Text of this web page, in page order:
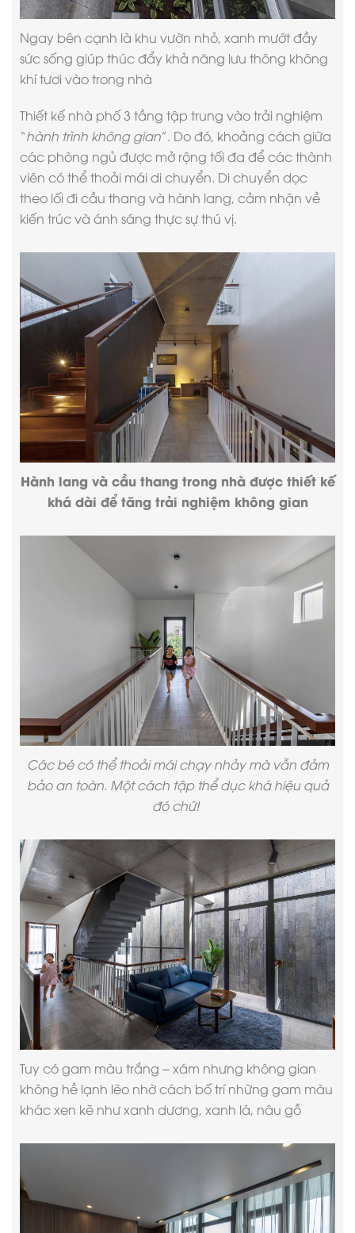
Ngay bên cạnh là khu vườn nhỏ, xanh mướt đầy
sức sống giúp thúc đẩy khả năng lưu thông không
khí tươi vào trong nhà
Thiết kế nhà phố 3 tầng tập trung vào trải nghiệm
“hành trình không gian”. Do đó, khoảng cách giữa
các phòng ngủ được mở rộng tối đa để các thành
viên có thể thoải mái di chuyển. Di chuyển dọc
theo lối đi cầu thang và hành lang, cảm nhận về
kiến trúc và ánh sáng thực sự thú vị.
Hành lang và cầu thang trong nhà được thiết kế
khá dài để tăng trải nghiệm không gian
Các bé có thể thoải mái chạy nhảy mà vẫn đảm
bảo an toàn. Một cách tập thể dục khá hiệu quả
đó chứ!
Tuy có gam màu trắng – xám nhưng không gian
không hề lạnh lẽo nhờ cách bố trí những gam màu
khác xen kẽ như xanh dương, xanh lá, nâu gỗ